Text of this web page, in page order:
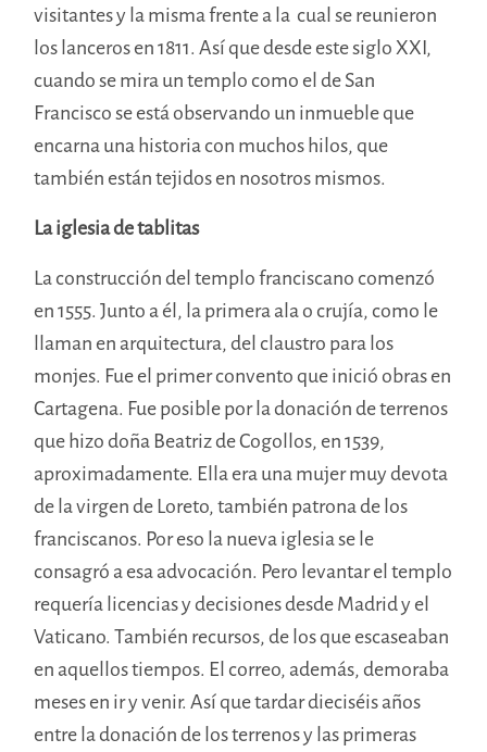
visitantes y la misma frente a la cual se reunieron
los lanceros en 1811. Así que desde este siglo XXI,
cuando se mira un templo como el de San
Francisco se está observando un inmueble que
encarna una historia con muchos hilos, que
también están tejidos en nosotros mismos.
La iglesia de tablitas
La construcción del templo franciscano comenzó
en 1555. Junto a él, la primera ala o crujía, como le
llaman en arquitectura, del claustro para los
monjes. Fue el primer convento que inició obras en
Cartagena. Fue posible por la donación de terrenos
que hizo doña Beatriz de Cogollos, en 1539,
aproximadamente. Ella era una mujer muy devota
de la virgen de Loreto, también patrona de los
franciscanos. Por eso la nueva iglesia se le
consagró a esa advocación. Pero levantar el templo
requería licencias y decisiones desde Madrid y el
Vaticano. También recursos, de los que escaseaban
en aquellos tiempos. El correo, además, demoraba
meses en ir y venir. Así que tardar dieciséis años
entre la donación de los terrenos y las primeras